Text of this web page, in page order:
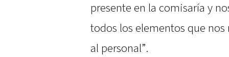
presente en la comisaría y
todos los elementos que
al personal”.